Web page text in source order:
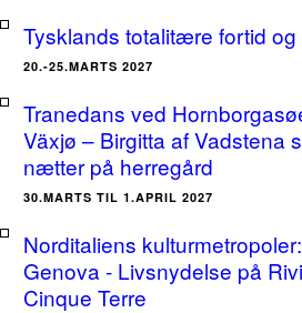
Tysklands totalitære fortid
20.-25.MARTS 2027
Tranedans ved
Växjø – Birgitta af Vadstena
nætter på herregård
30.MARTS TIL 1.APRIL 2027
Norditaliens
Genova - Livsnydelse på
Cinque Terre